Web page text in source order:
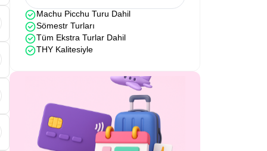
Machu Picchu Turu Dahil
Sömestr Turları
Tüm Ekstra Turlar Dahil
THY Kalitesiyle